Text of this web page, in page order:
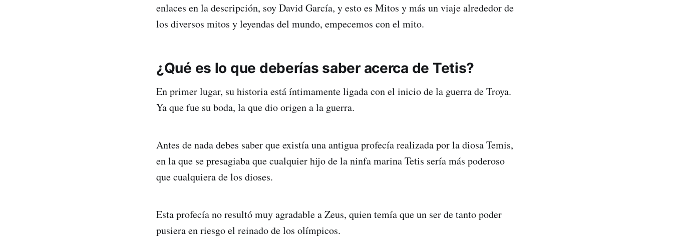
enlaces en la descripción, soy David García, y esto es Mitos y más un viaje alrededor de
los diversos mitos y leyendas del mundo, empecemos con el mito.
¿Qué es lo que deberías saber acerca de Tetis?
En primer lugar, su historia está íntimamente ligada con el inicio de la guerra de Troya.
Ya que fue su boda, la que dio origen a la guerra.
Antes de nada debes saber que existía una antigua profecía realizada por la diosa Temis,
en la que se presagiaba que cualquier hijo de la ninfa marina Tetis sería más poderoso
que cualquiera de los dioses.
Esta profecía no resultó muy agradable a Zeus, quien temía que un ser de tanto poder
pusiera en riesgo el reinado de los olímpicos.